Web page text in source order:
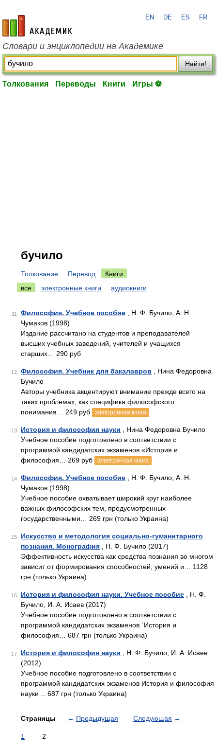
academic.ru
EN DE ES FR
Словари и энциклопедии на Академике
Найти!
Толкования Переводы Книги Игры ⚽
бучило
Толкование Перевод
Книги
все
электронные книги аудиокниги
11 Философия. Учебное пособие , Н. Ф. Бучило, А. Н.
Чумаков (1998)
Издание рассчитано на студентов и преподавателей
высших учебных заведений, учителей и учащихся
старших… 290 руб
12 Философия. Учебник для бакалавров , Нина Федоровна
Бучило
Авторы учебника акцентируют внимание прежде всего на
таких проблемах, как специфика философского
понимания… 249 руб
электронная книга
13 История и философия науки , Нина Федоровна Бучило
Учебное пособие подготовлено в соответствии с
программой кандидатских экзаменов «История и
философия… 269 руб
электронная книга
14 Философия. Учебное пособие , Н. Ф. Бучило, А. Н.
Чумаков (1998)
Учебное пособие охватывает широкий круг наиболее
важных философских тем, предусмотренных
государственными… 269 грн (только Украина)
15
Искусство и методология социально-гуманитарного
познания. Монография , Н. Ф. Бучило (2017)
Эффективность искусства как средства познания во многом
зависит от формирования способностей, умений и… 1128
грн (только Украина)
16 История и философия науки. Учебное пособие , Н. Ф.
Бучило, И. А. Исаев (2017)
Учебное пособие подготовлено в соответствии с
программой кандидатских экзаменов `История и
философия… 687 грн (только Украина)
17 История и философия науки , Н. Ф. Бучило, И. А. Исаев
(2012)
Учебное пособие подготовлено в соответствии с
программой кандидатских экзаменов История и философия
науки… 687 грн (только Украина)
Страницы ← Предыдущая Следующая →
1 2